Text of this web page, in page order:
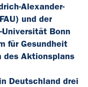
Alexander-
und der
Bonn
für Gesundheit
des Aktionsplans
Deutschland drei